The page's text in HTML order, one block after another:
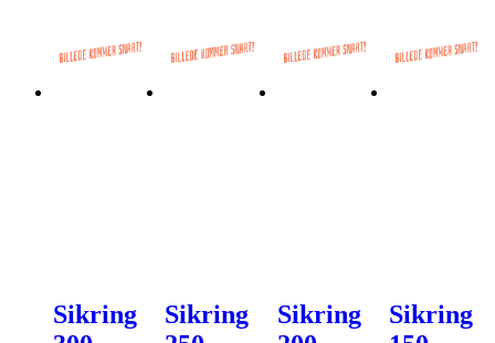
Sikring
Sikring
Sikring
Sikring